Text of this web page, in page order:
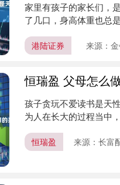
家里有孩子的家长们，
了几口，身高体重也总
港陆证券 来源：
恒瑞盈 父母怎么
孩子贪玩不爱读书是天
为人在长大的过程当中
恒瑞盈 来源：长富